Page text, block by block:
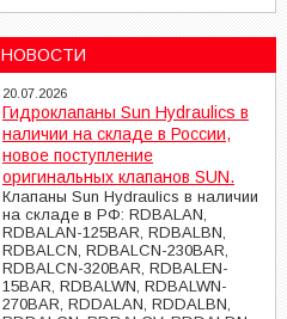
НОВОСТИ
20.07.2026
Гидроклапаны Sun Hydraulics в
наличии на складе в России,
новое поступление
оригинальных клапанов SUN.
Клапаны Sun Hydraulics в наличии
на складе в РФ: RDBALAN,
RDBALAN-125BAR, RDBALBN,
RDBALCN, RDBALCN-230BAR,
RDBALCN-320BAR, RDBALEN-
15BAR, RDBALWN, RDBALWN-
270BAR, RDDALAN, RDDALBN,